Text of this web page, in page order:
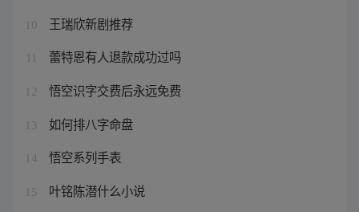
10 王瑞欣新剧推荐
蕾特恩有人退款成功过吗
12 悟空识字交费后永远免费
13 如何排八字命盘
14 悟空系列手表
15 叶铭陈潜什么小说